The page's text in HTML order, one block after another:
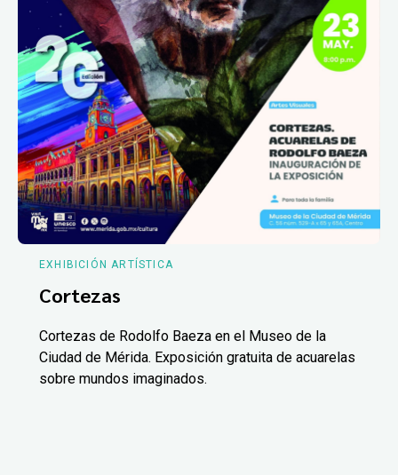
EXHIBICIÓN ARTÍSTICA
Cortezas
Cortezas de Rodolfo Baeza en el Museo de la
Ciudad de Mérida. Exposición gratuita de acuarelas
sobre mundos imaginados.